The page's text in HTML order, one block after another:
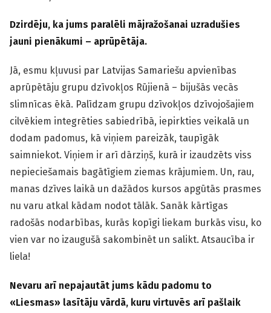
Dzirdēju, ka jums paralēli mājražošanai uzradušies
jauni pienākumi – aprūpētāja.
Jā, esmu kļuvusi par Latvijas Samariešu apvienības
aprūpētāju grupu dzīvokļos Rūjienā – bijušās vecās
slimnīcas ēkā. Palīdzam grupu dzīvokļos dzīvojošajiem
cilvēkiem integrēties sabiedrībā, iepirkties veikalā un
dodam padomus, kā viņiem pareizāk, taupīgāk
saimniekot. Viņiem ir arī dārziņš, kurā ir izaudzēts viss
nepieciešamais bagātīgiem ziemas krājumiem. Un, rau,
manas dzīves laikā un dažādos kursos apgūtās prasmes
nu varu atkal kādam nodot tālāk. Sanāk kārtīgas
radošās nodarbības, kurās kopīgi liekam burkās visu, ko
vien var no izaugušā sakombinēt un salikt. Atsaucība ir
liela!
Nevaru arī nepajautāt jums kādu padomu to
«Liesmas» lasītāju vārdā, kuru virtuvēs arī pašlaik